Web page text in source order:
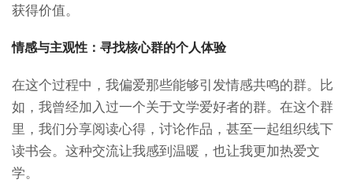
获得价值。
情感与主观性：寻找核心群的个人体验
在这个过程中，我偏爱那些能够引发情感共鸣的群。比
如，我曾经加入过一个关于文学爱好者的群。在这个群
里，我们分享阅读心得，讨论作品，甚至一起组织线下
读书会。这种交流让我感到温暖，也让我更加热爱文
学。